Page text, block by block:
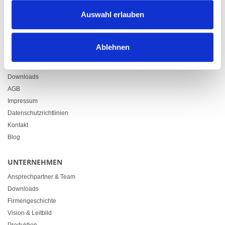
Auswahl erlauben
Ablehnen
Zürcherstrasse 37
LINKS
Downloads
AGB
Impressum
Datenschutzrichtlinien
Kontakt
Blog
UNTERNEHMEN
Ansprechpartner & Team
Downloads
Firmengeschichte
Vision & Leitbild